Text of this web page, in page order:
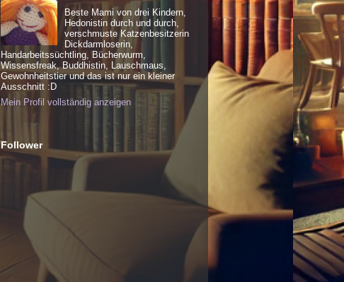
Beste Mami von drei Kindern,
Hedonistin durch und durch,
verschmuste Katzenbesitzerin
Dickdarmloserin,
Handarbeitssüchtling, Bücherwurm,
Wissensfreak, Buddhistin, Lauschmaus,
Gewohnheitstier und das ist nur ein kleiner
Ausschnitt :D
Mein Profil vollständig anzeigen
Follower